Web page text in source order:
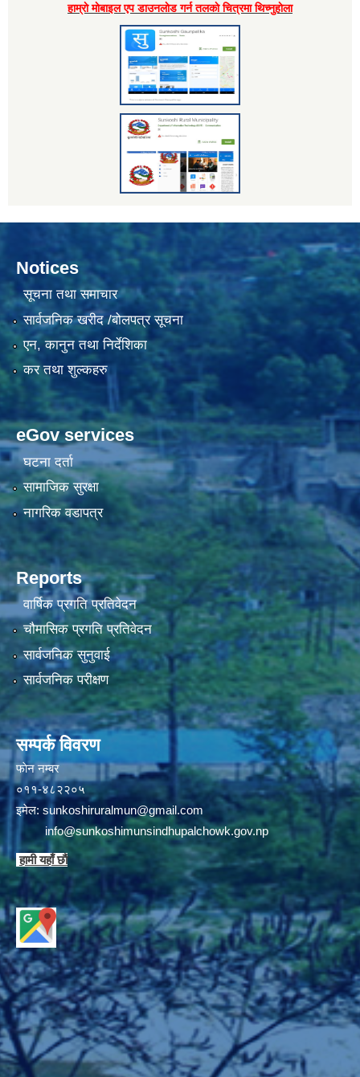
हाम्राे माेबाइल एप डाउनलाेड गर्न तलकाे चित्रमा थिच्नुहाेला
Notices
सूचना तथा समाचार
सार्वजनिक खरीद /बोलपत्र सूचना
एन, कानुन तथा निर्देशिका
कर तथा शुल्कहरु
eGov services
घटना दर्ता
सामाजिक सुरक्षा
नागरिक वडापत्र
Reports
वार्षिक प्रगति प्रतिवेदन
चौमासिक प्रगति प्रतिवेदन
सार्वजनिक सुनुवाई
सार्वजनिक परीक्षण
सम्पर्क विवरण
फाेन न‌‍‍‍‌‌म्बर
०११-४८२२०५
इमेल: sunkoshiruralmun@gmail.com
info@sunkoshimunsindhupalchowk.gov.np
हामी यहाँ छाै‌ं